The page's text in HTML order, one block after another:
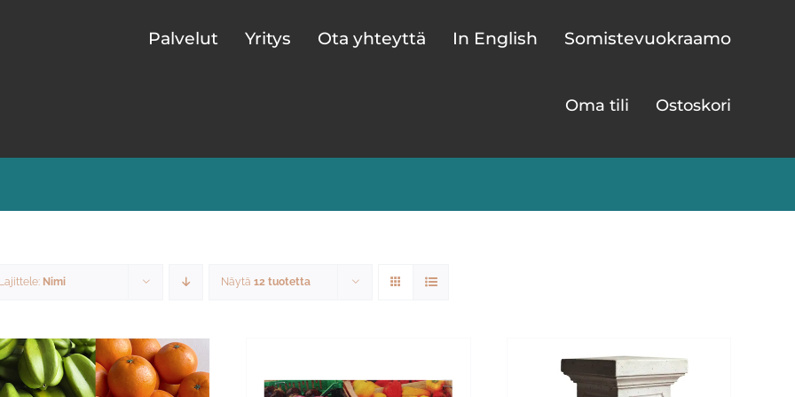
Palvelut Yritys Ota yhteyttä In English Somistevuokraamo
Oma tili Ostoskori
Lajittele: Nimi Näytä 12 tuotetta